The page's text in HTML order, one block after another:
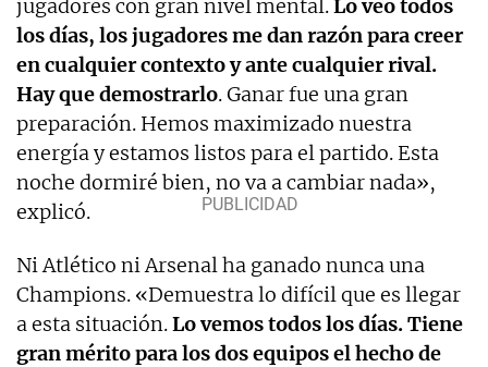
jugadores con gran nivel mental.Lo veo todos
los días, los jugadores me dan razón para creer
en cualquier contexto y ante cualquier rival.
Hay que demostrarlo. Ganar fue una gran
preparación. Hemos maximizado nuestra
energía y estamos listos para el partido. Esta
noche dormiré bien, no va a cambiar nada»,
explicó.
Ni Atlético ni Arsenal ha ganado nunca una
Champions. «Demuestra lo difícil que es llegar
a esta situación.Lo vemos todos los días. Tiene
gran mérito para los dos equipos el hecho de